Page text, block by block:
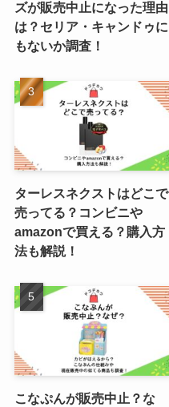
ズが販売中止になった理由
は？セリア・キャンドゥに
もないか調査！
ターレスネクストはどこで
売ってる？コンビニや
amazonで買える？購入方
法も解説！
こなぷんが販売中止？な